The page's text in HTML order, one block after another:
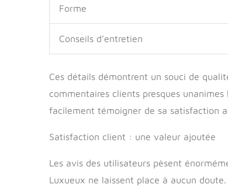
Forme
Conseils d’entretien
Ces détails démontrent un souci de
commentaires clients presques
facilement témoigner de sa satisfaction
Satisfaction client : une valeur ajoutée
Les avis des utilisateurs pèsent
Luxueux ne laissent place à aucun